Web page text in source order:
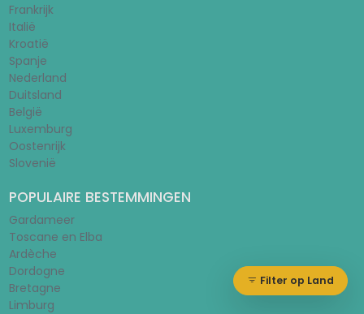
Filter op Land
Frankrijk
Italië
Kroatië
Spanje
Nederland
Duitsland
België
Luxemburg
Oostenrijk
Slovenië
POPULAIRE BESTEMMINGEN
Gardameer
Toscane en Elba
Ardèche
Dordogne
Bretagne
Limburg